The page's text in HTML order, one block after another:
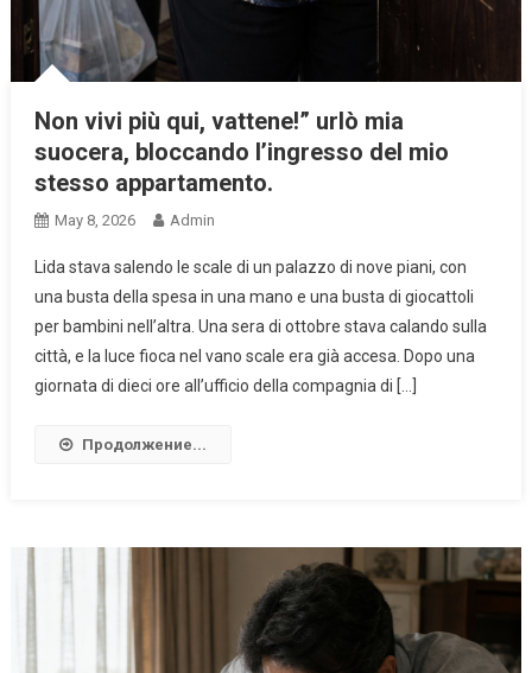
Non vivi più qui, vattene!” urlò mia
suocera, bloccando l’ingresso del mio
stesso appartamento.
May 8, 2026 Admin
Lida stava salendo le scale di un palazzo di nove piani, con
una busta della spesa in una mano e una busta di giocattoli
per bambini nell’altra. Una sera di ottobre stava calando sulla
città, e la luce fioca nel vano scale era già accesa. Dopo una
giornata di dieci ore all’ufficio della compagnia di […]
Продолжение...